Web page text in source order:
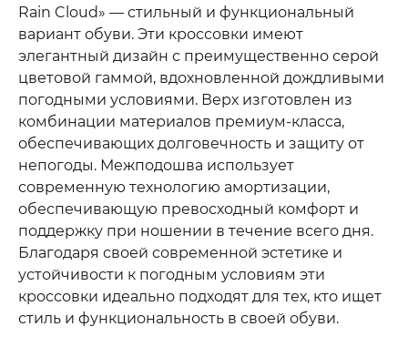
Rain Cloud» — стильный и функциональный
вариант обуви. Эти кроссовки имеют
элегантный дизайн с преимущественно серой
цветовой гаммой, вдохновленной дождливыми
погодными условиями. Верх изготовлен из
комбинации материалов премиум-класса,
обеспечивающих долговечность и защиту от
непогоды. Межподошва использует
современную технологию амортизации,
обеспечивающую превосходный комфорт и
поддержку при ношении в течение всего дня.
Благодаря своей современной эстетике и
устойчивости к погодным условиям эти
кроссовки идеально подходят для тех, кто ищет
стиль и функциональность в своей обуви.